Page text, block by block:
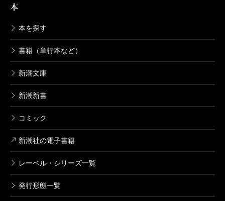
本
本を探す
書籍（単行本など）
新潮文庫
新潮新書
コミック
新潮社の電子書籍
レーベル・シリーズ一覧
発行形態一覧